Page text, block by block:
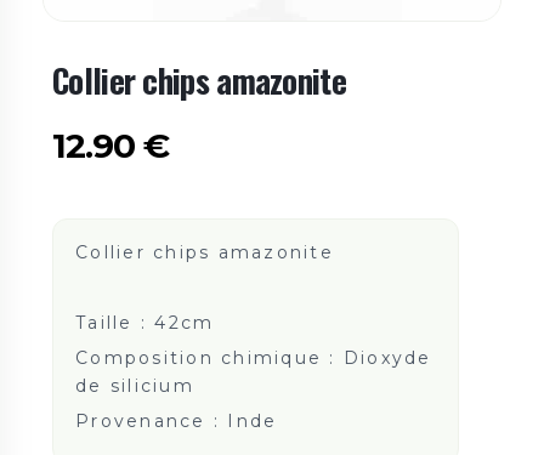
Collier chips amazonite
12.90 €
Collier chips amazonite
Taille : 42cm
Composition chimique : Dioxyde
de silicium
Provenance : Inde